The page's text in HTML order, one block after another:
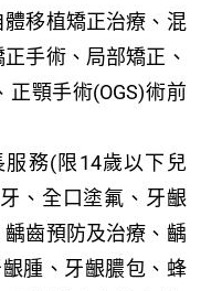
移植矯正治療、混
手術、局部矯正、
顎手術(OGS)術前
務(限14歲以下兒
、全口塗氟、牙齦
齒預防及治療、齲
腫、牙齦膿包、蜂